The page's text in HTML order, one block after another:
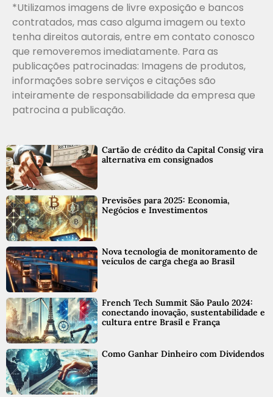
*Utilizamos imagens de livre exposição e bancos
contratados, mas caso alguma imagem ou texto
tenha direitos autorais, entre em contato conosco
que removeremos imediatamente. Para as
publicações patrocinadas: Imagens de produtos,
informações sobre serviços e citações são
inteiramente de responsabilidade da empresa que
patrocina a publicação.
Cartão de crédito da Capital Consig vira
alternativa em consignados
Previsões para 2025: Economia,
Negócios e Investimentos
Nova tecnologia de monitoramento de
veículos de carga chega ao Brasil
French Tech Summit São Paulo 2024:
conectando inovação, sustentabilidade e
cultura entre Brasil e França
Como Ganhar Dinheiro com Dividendos